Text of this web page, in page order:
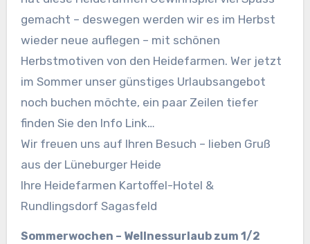
gemacht – deswegen werden wir es im Herbst
wieder neue auflegen – mit schönen
Herbstmotiven von den Heidefarmen. Wer jetzt
im Sommer unser günstiges Urlaubsangebot
noch buchen möchte, ein paar Zeilen tiefer
finden Sie den Info Link…
Wir freuen uns auf Ihren Besuch – lieben Gruß
aus der Lüneburger Heide
Ihre Heidefarmen Kartoffel-Hotel &
Rundlingsdorf Sagasfeld
Sommerwochen – Wellnessurlaub zum 1/2